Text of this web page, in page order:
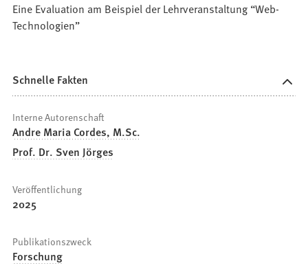
Eine Evaluation am Beispiel der Lehrveranstaltung “Web-
Technologien”
Schnelle Fakten
Interne Autorenschaft
Andre Maria Cordes, M.Sc.
Prof. Dr. Sven Jörges
Veröffentlichung
2025
Publikationszweck
Forschung